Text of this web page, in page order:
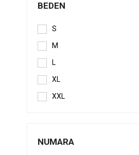
BEDEN
S
M
L
XL
XXL
NUMARA